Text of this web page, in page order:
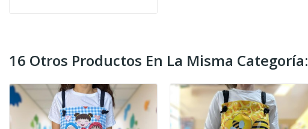
16 Otros Productos En La Misma Categoría: